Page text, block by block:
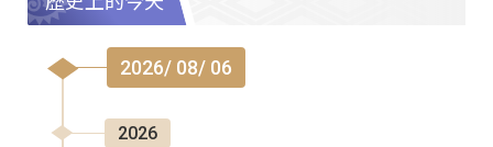
2026/ 08/ 06
2026